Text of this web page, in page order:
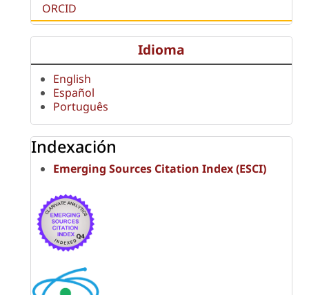
ORCID
Idioma
English
Español
Português
Indexación
Emerging Sources Citation Index (ESCI)